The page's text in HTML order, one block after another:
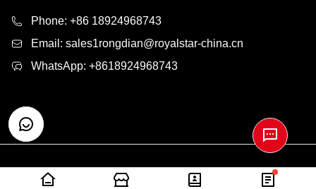
Phone: +86 18924968743
Email: sales1rongdian@royalstar-china.cn
WhatsApp: +8618924968743
Copyright © 2025 RONG DIAN GROUP Co.,Ltd